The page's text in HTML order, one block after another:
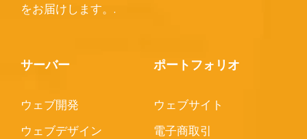
をお届けします。.
サーバー
ウェブ開発
ウェブデザイン
ポートフォリオ
ウェブサイト
電子商取引